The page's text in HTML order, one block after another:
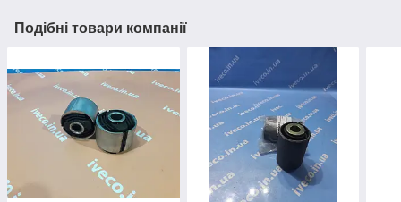
Подібні товари компанії